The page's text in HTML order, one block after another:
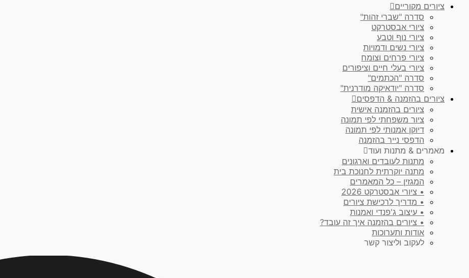
ציורים מקוריים
סדרה "שברי זהות"
ציורי אבסטרקט
ציורי נוף וטבע
ציורי נשים ודמויות
ציורי פרחים וצומח
ציורי בעלי חיים וציפורים
סדרה "הכתמים"
סדרה "יודאיקה מודרנית"
ציורים בהזמנה & הדפסים
ציורים בהזמנה אישית
ציור משפחתי לפי תמונה
דיוקן אמנותי לפי תמונה
הדפסי נייר בהזמנה
מאמרים & מתנות ועוד
מתנות לעובדים וארגונים
מתנה יוקרתית לחנוכת בית
המגזין – כל המאמרים
• ציורי אבסטרקט 2026
• מדריך לרכישת ציורים
• עיצוב ג'פנדי ואמנות
• ציורים בהזמנה איך זה עובד?
אודות ותערוכות
לעקוב וליצור קשר